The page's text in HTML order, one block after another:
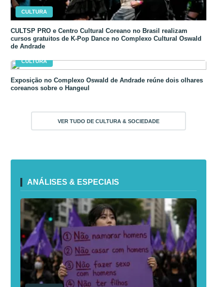
CULTURA
CULTSP PRO e Centro Cultural Coreano no Brasil realizam
cursos gratuitos de K-Pop Dance no Complexo Cultural Oswald
de Andrade
CULTURA
Exposição no Complexo Oswald de Andrade reúne dois olhares
coreanos sobre o Hangeul
VER TUDO DE CULTURA & SOCIEDADE
ANÁLISES & ESPECIAIS